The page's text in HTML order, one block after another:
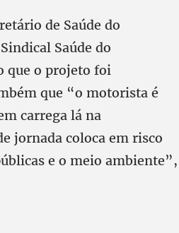
de Saúde do
Saúde do
que o projeto foi
que “o motorista é
carrega lá na
jornada coloca em risco
e o meio ambiente”,